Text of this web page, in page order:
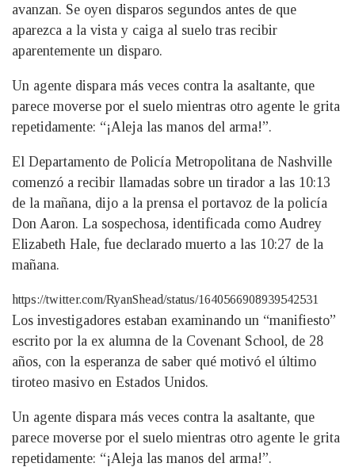
avanzan. Se oyen disparos segundos antes de que
aparezca a la vista y caiga al suelo tras recibir
aparentemente un disparo.
Un agente dispara más veces contra la asaltante, que
parece moverse por el suelo mientras otro agente le grita
repetidamente: “¡Aleja las manos del arma!”.
El Departamento de Policía Metropolitana de Nashville
comenzó a recibir llamadas sobre un tirador a las 10:13
de la mañana, dijo a la prensa el portavoz de la policía
Don Aaron. La sospechosa, identificada como Audrey
Elizabeth Hale, fue declarado muerto a las 10:27 de la
mañana.
https://twitter.com/RyanShead/status/1640566908939542531
Los investigadores estaban examinando un “manifiesto”
escrito por la ex alumna de la Covenant School, de 28
años, con la esperanza de saber qué motivó el último
tiroteo masivo en Estados Unidos.
Un agente dispara más veces contra la asaltante, que
parece moverse por el suelo mientras otro agente le grita
repetidamente: “¡Aleja las manos del arma!”.